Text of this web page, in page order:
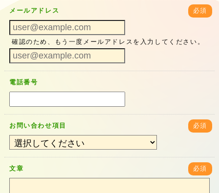
メールアドレス 必須
確認のため、もう一度メールアドレスを入力してください。
電話番号
お問い合わせ項目 必須
文章 必須